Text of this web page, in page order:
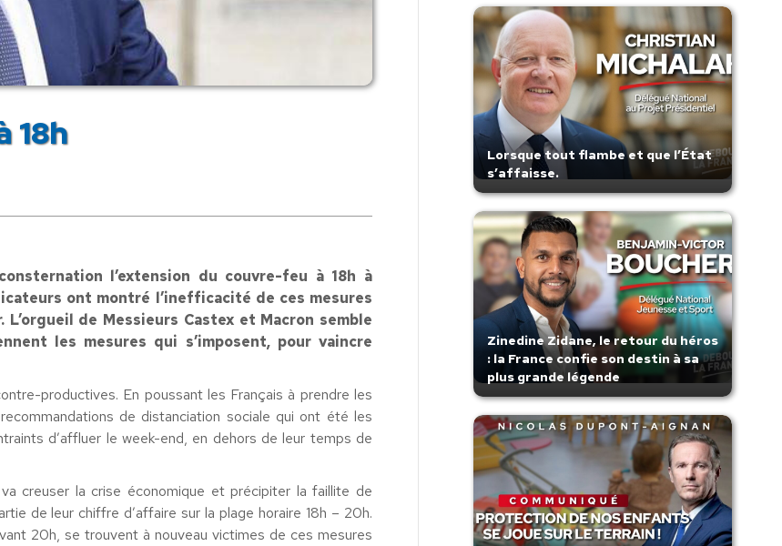
18h
l’extension du couvre-feu à 18h à
ont montré l’inefficacité de ces mesures
de Messieurs Castex et Macron semble
les mesures qui s’imposent, pour vaincre
productives. En poussant les Français à prendre les
de distanciation sociale qui ont été les
d’affluer le week-end, en dehors de leur temps de
creuser la crise économique et précipiter la faillite de
de leur chiffre d’affaire sur la plage horaire 18h – 20h.
20h, se trouvent à nouveau victimes de ces mesures
Lorsque tout flambe et que l’État
s’affaisse.
Zinedine Zidane, le retour du héros
: la France confie son destin à sa
plus grande légende